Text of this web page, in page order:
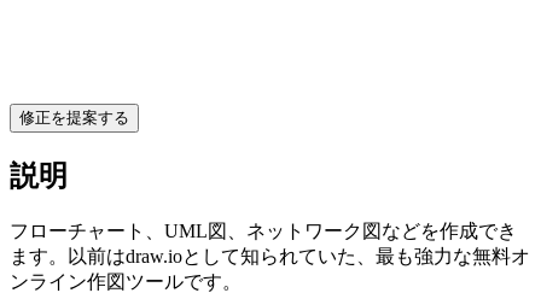
修正を提案する
説明
フローチャート、UML図、ネットワーク図などを作成でき
ます。以前はdraw.ioとして知られていた、最も強力な無料オ
ンライン作図ツールです。